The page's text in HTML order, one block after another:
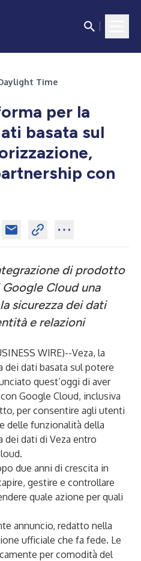
Daylight Time
per la
basata sul
con
di prodotto
Cloud una
sicurezza dei dati
e relazioni
WIRE)--Veza, la
dei dati basata sul potere
quest’oggi di aver
Google Cloud, inclusiva
per consentire agli utenti
delle funzionalità della
dei dati di Veza entro
due anni di crescita in
gestire e controllare
quale azione per quali
annuncio, redatto nella
ufficiale che fa fede. Le
per comodità del